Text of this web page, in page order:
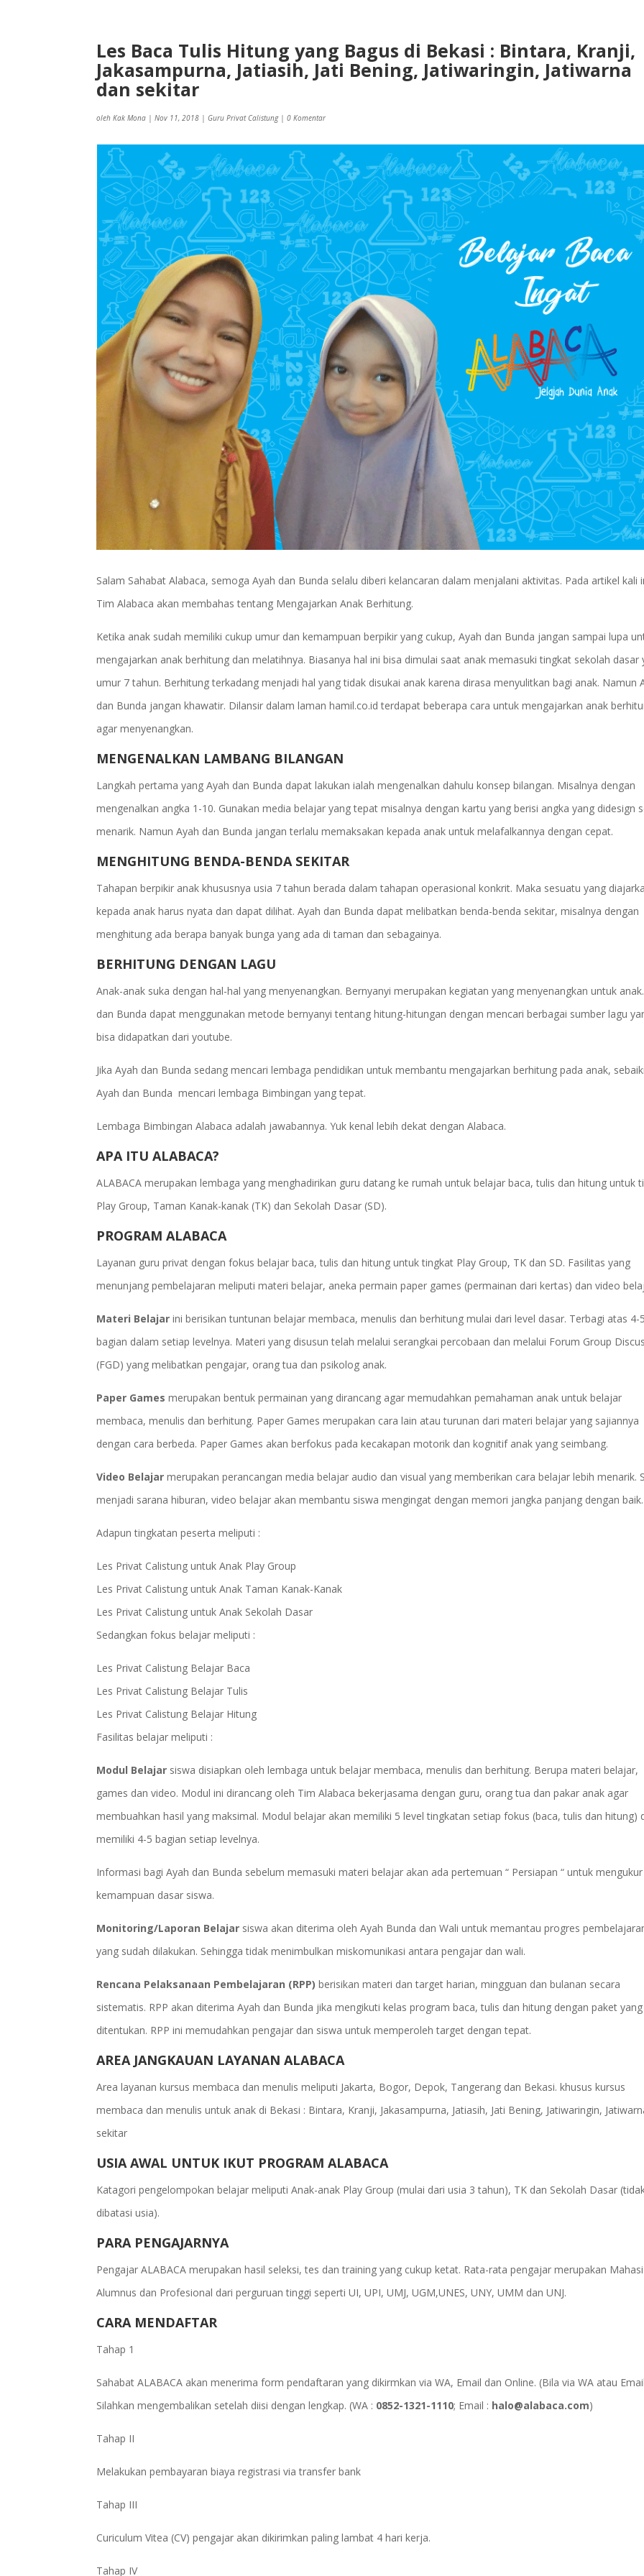
Les Baca Tulis Hitung yang Bagus di Bekasi : Bintara, Kranji,
Jakasampurna, Jatiasih, Jati Bening, Jatiwaringin, Jatiwarna
dan sekitar
olehKak Mona |Nov 11, 2018 |Guru Privat Calistung|0 Komentar
Salam Sahabat Alabaca, semoga Ayah dan Bunda selalu diberi kelancaran dalam menjalani aktivitas. Pada artikel kali
Tim Alabaca akan membahas tentang Mengajarkan Anak Berhitung.
Ketika anak sudah memiliki cukup umur dan kemampuan berpikir yang cukup, Ayah dan Bunda jangan sampai lupa
mengajarkan anak berhitung dan melatihnya. Biasanya hal ini bisa dimulai saat anak memasuki tingkat sekolah dasar
umur 7 tahun. Berhitung terkadang menjadi hal yang tidak disukai anak karena dirasa menyulitkan bagi anak. Namun
dan Bunda jangan khawatir. Dilansir dalam laman hamil.co.id terdapat beberapa cara untuk mengajarkan anak
agar menyenangkan.
MENGENALKAN LAMBANG BILANGAN
Langkah pertama yang Ayah dan Bunda dapat lakukan ialah mengenalkan dahulu konsep bilangan. Misalnya dengan
mengenalkan angka 1-10. Gunakan media belajar yang tepat misalnya dengan kartu yang berisi angka yang didesign
menarik. Namun Ayah dan Bunda jangan terlalu memaksakan kepada anak untuk melafalkannya dengan cepat.
MENGHITUNG BENDA-BENDA SEKITAR
Tahapan berpikir anak khususnya usia 7 tahun berada dalam tahapan operasional konkrit. Maka sesuatu yang
kepada anak harus nyata dan dapat dilihat. Ayah dan Bunda dapat melibatkan benda-benda sekitar, misalnya dengan
menghitung ada berapa banyak bunga yang ada di taman dan sebagainya.
BERHITUNG DENGAN LAGU
Anak-anak suka dengan hal-hal yang menyenangkan. Bernyanyi merupakan kegiatan yang menyenangkan untuk
dan Bunda dapat menggunakan metode bernyanyi tentang hitung-hitungan dengan mencari berbagai sumber lagu
bisa didapatkan dari youtube.
Jika Ayah dan Bunda sedang mencari lembaga pendidikan untuk membantu mengajarkan berhitung pada anak,
Ayah dan Bunda mencari lembaga Bimbingan yang tepat.
Lembaga Bimbingan Alabaca adalah jawabannya. Yuk kenal lebih dekat dengan Alabaca.
APA ITU ALABACA?
ALABACA merupakan lembaga yang menghadirikan guru datang ke rumah untuk belajar baca, tulis dan hitung untuk
Play Group, Taman Kanak-kanak (TK) dan Sekolah Dasar (SD).
PROGRAM ALABACA
Layanan guru privat dengan fokus belajar baca, tulis dan hitung untuk tingkat Play Group, TK dan SD. Fasilitas yang
menunjang pembelajaran meliputi materi belajar, aneka permain paper games (permainan dari kertas) dan video
Materi Belajar ini berisikan tuntunan belajar membaca, menulis dan berhitung mulai dari level dasar. Terbagi atas 4-5
bagian dalam setiap levelnya. Materi yang disusun telah melalui serangkai percobaan dan melalui Forum Group
(FGD) yang melibatkan pengajar, orang tua dan psikolog anak.
Paper Games merupakan bentuk permainan yang dirancang agar memudahkan pemahaman anak untuk belajar
membaca, menulis dan berhitung. Paper Games merupakan cara lain atau turunan dari materi belajar yang sajiannya
dengan cara berbeda. Paper Games akan berfokus pada kecakapan motorik dan kognitif anak yang seimbang.
Video Belajarmerupakan perancangan media belajar audio dan visual yang memberikan cara belajar lebih menarik.
menjadi sarana hiburan, video belajar akan membantu siswa mengingat dengan memori jangka panjang dengan baik.
Adapun tingkatan peserta meliputi :
Les Privat Calistung untuk Anak Play Group
Les Privat Calistung untuk Anak Taman Kanak-Kanak
Les Privat Calistung untuk Anak Sekolah Dasar
Sedangkan fokus belajar meliputi :
Les Privat Calistung Belajar Baca
Les Privat Calistung Belajar Tulis
Les Privat Calistung Belajar Hitung
Fasilitas belajar meliputi :
Modul Belajar siswa disiapkan oleh lembaga untuk belajar membaca, menulis dan berhitung. Berupa materi belajar,
games dan video. Modul ini dirancang oleh Tim Alabaca bekerjasama dengan guru, orang tua dan pakar anak agar
membuahkan hasil yang maksimal. Modul belajar akan memiliki 5 level tingkatan setiap fokus (baca, tulis dan hitung)
memiliki 4-5 bagian setiap levelnya.
Informasi bagi Ayah dan Bunda sebelum memasuki materi belajar akan ada pertemuan “ Persiapan “ untuk mengukur
kemampuan dasar siswa.
Monitoring/Laporan Belajar siswa akan diterima oleh Ayah Bunda dan Wali untuk memantau progres
yang sudah dilakukan. Sehingga tidak menimbulkan miskomunikasi antara pengajar dan wali.
Rencana Pelaksanaan Pembelajaran (RPP) berisikan materi dan target harian, mingguan dan bulanan secara
sistematis. RPP akan diterima Ayah dan Bunda jika mengikuti kelas program baca, tulis dan hitung dengan paket yang
ditentukan. RPP ini memudahkan pengajar dan siswa untuk memperoleh target dengan tepat.
AREA JANGKAUAN LAYANAN ALABACA
Area layanan kursus membaca dan menulis meliputi Jakarta, Bogor, Depok, Tangerang dan Bekasi. khusus kursus
membaca dan menulis untuk anak di Bekasi : Bintara, Kranji, Jakasampurna, Jatiasih, Jati Bening, Jatiwaringin,
sekitar
USIA AWAL UNTUK IKUT PROGRAM ALABACA
Katagori pengelompokan belajar meliputi Anak-anak Play Group (mulai dari usia 3 tahun), TK dan Sekolah Dasar
dibatasi usia).
PARA PENGAJARNYA
Pengajar ALABACA merupakan hasil seleksi, tes dan training yang cukup ketat. Rata-rata pengajar merupakan
Alumnus dan Profesional dari perguruan tinggi seperti UI, UPI, UMJ, UGM,UNES, UNY, UMM dan UNJ.
CARA MENDAFTAR
Tahap 1
Sahabat ALABACA akan menerima form pendaftaran yang dikirmkan via WA, Email dan Online. (Bila via WA atau
Silahkan mengembalikan setelah diisi dengan lengkap. (WA : 0852-1321-1110; Email : halo@alabaca.com)
Tahap II
Melakukan pembayaran biaya registrasi via transfer bank
Tahap III
Curiculum Vitea (CV) pengajar akan dikirimkan paling lambat 4 hari kerja.
Tahap IV